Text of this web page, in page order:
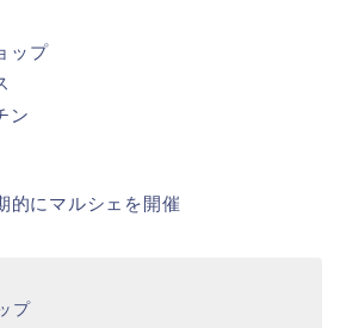
ップ
ン
的にマルシェを開催
プ